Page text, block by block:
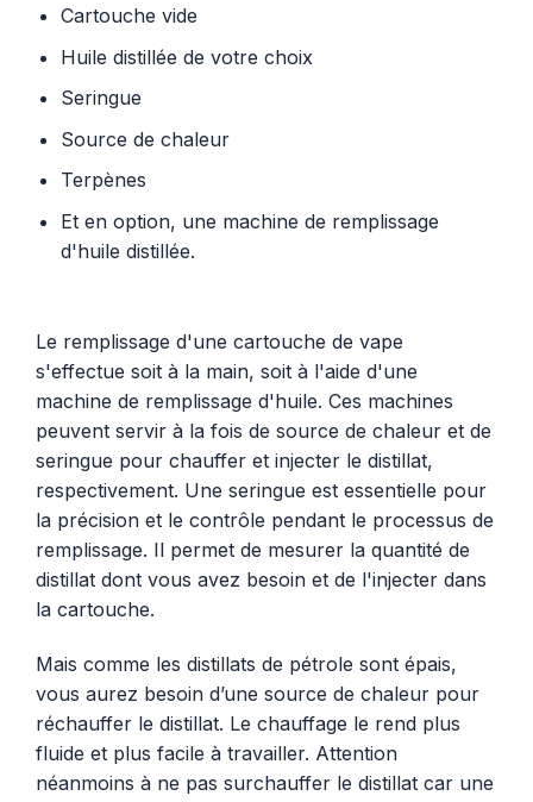
Cartouche vide
Huile distillée de votre choix
Seringue
Source de chaleur
Terpènes
Et en option, une machine de remplissage
d'huile distillée.
Le remplissage d'une cartouche de vape
s'effectue soit à la main, soit à l'aide d'une
machine de remplissage d'huile. Ces machines
peuvent servir à la fois de source de chaleur et de
seringue pour chauffer et injecter le distillat,
respectivement. Une seringue est essentielle pour
la précision et le contrôle pendant le processus de
remplissage. Il permet de mesurer la quantité de
distillat dont vous avez besoin et de l'injecter dans
la cartouche.
Mais comme les distillats de pétrole sont épais,
vous aurez besoin d’une source de chaleur pour
réchauffer le distillat. Le chauffage le rend plus
fluide et plus facile à travailler. Attention
néanmoins à ne pas surchauffer le distillat car une